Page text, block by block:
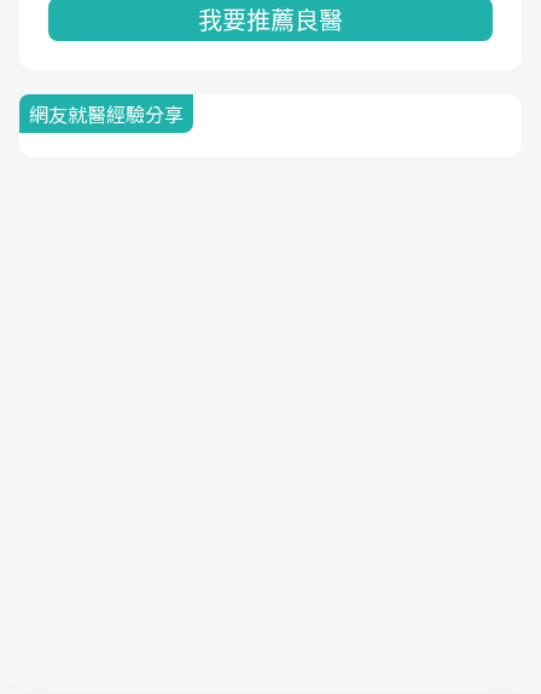
我要推薦良醫
網友就醫經驗分享